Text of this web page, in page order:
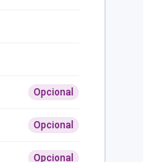
Opcional
Opcional
Opcional